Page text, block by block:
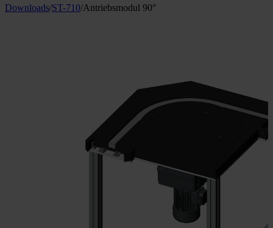
Downloads/ST-710/Antriebsmodul 90°